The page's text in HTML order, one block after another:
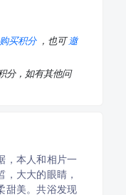
购买积分 ，也可邀
分，如有其他问
，本人和相片一
大大的眼睛，
甜美。共浴发现